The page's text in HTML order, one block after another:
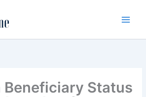
Beneficiary Status